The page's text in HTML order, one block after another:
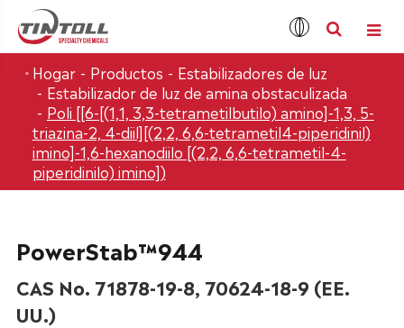
Hogar Productos
Estabilizadores de luz
Estabilizador de luz de amina obstaculizada
Poli [[6-[(1,1, 3,3-tetrametilbutilo) amino]-1,3, 5-
triazina-2, 4-diil][(2,2, 6,6-tetrametil4-piperidinil)
imino]-1,6-hexanodiilo [(2,2, 6,6-tetrametil-4-
piperidinilo) imino])
PowerStab™944
CAS No. 71878-19-8, 70624-18-9 (EE.
UU.)